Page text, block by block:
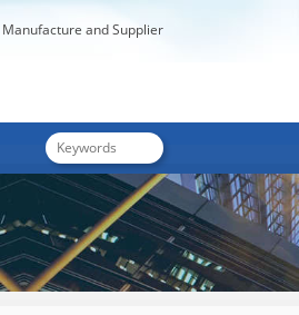
and Supplier